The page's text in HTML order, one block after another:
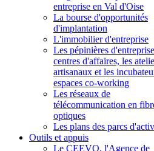
entreprise en Val d'Oise
La bourse d'opportunités
d'implantation
L'immobilier d'entreprise
Les pépinières
centres d'affaires, les
artisanaux et les
espaces co-working
Les réseaux de
télécommunication en
optiques
Les plans des parcs
Outils et appuis
Le CEEVO, l'Agence de